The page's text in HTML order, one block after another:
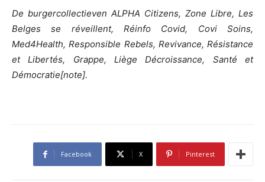
De burgercollectieven ALPHA Citizens, Zone Libre, Les
Belges se réveillent, Réinfo Covid, Covi Soins,
Med4Health, Responsible Rebels, Revivance, Résistance
et Libertés, Grappe, Liège Décroissance, Santé et
Démocratie[note].
Facebook X Pinterest